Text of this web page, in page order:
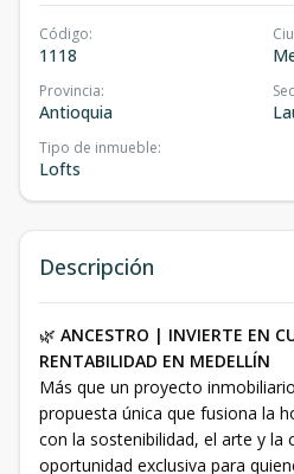
Código:
1118
Provincia:
Antioquia
Tipo de inmueble:
Lofts
Descripción
🌿 ANCESTRO | INVIERTE EN
RENTABILIDAD EN MEDELLÍN
Más que un proyecto
propuesta única que fusiona la
con la sostenibilidad, el arte y la
oportunidad exclusiva para